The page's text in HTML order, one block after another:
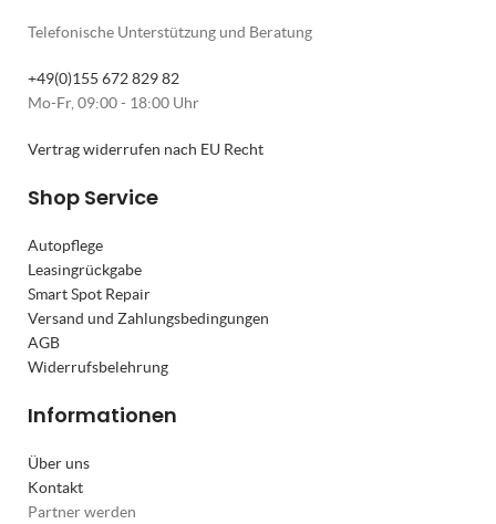
Telefonische Unterstützung und Beratung
+49(0)155 672 829 82
Mo-Fr, 09:00 - 18:00 Uhr
Vertrag widerrufen nach EU Recht
Shop Service
Autopflege
Leasingrückgabe
Smart Spot Repair
Versand und Zahlungsbedingungen
AGB
Widerrufsbelehrung
Informationen
Über uns
Kontakt
Partner werden